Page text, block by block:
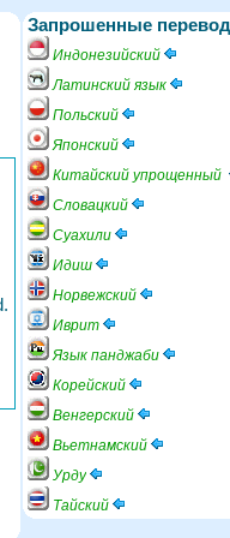
Запрошенные
Индонезийский
Латинский язык
Польский
Японский
Китайский упрощенный
Словацкий
Суахили
Идиш
Норвежский
Иврит
Язык панджаби
Корейский
Венгерский
Вьетнамский
Урду
Тайский